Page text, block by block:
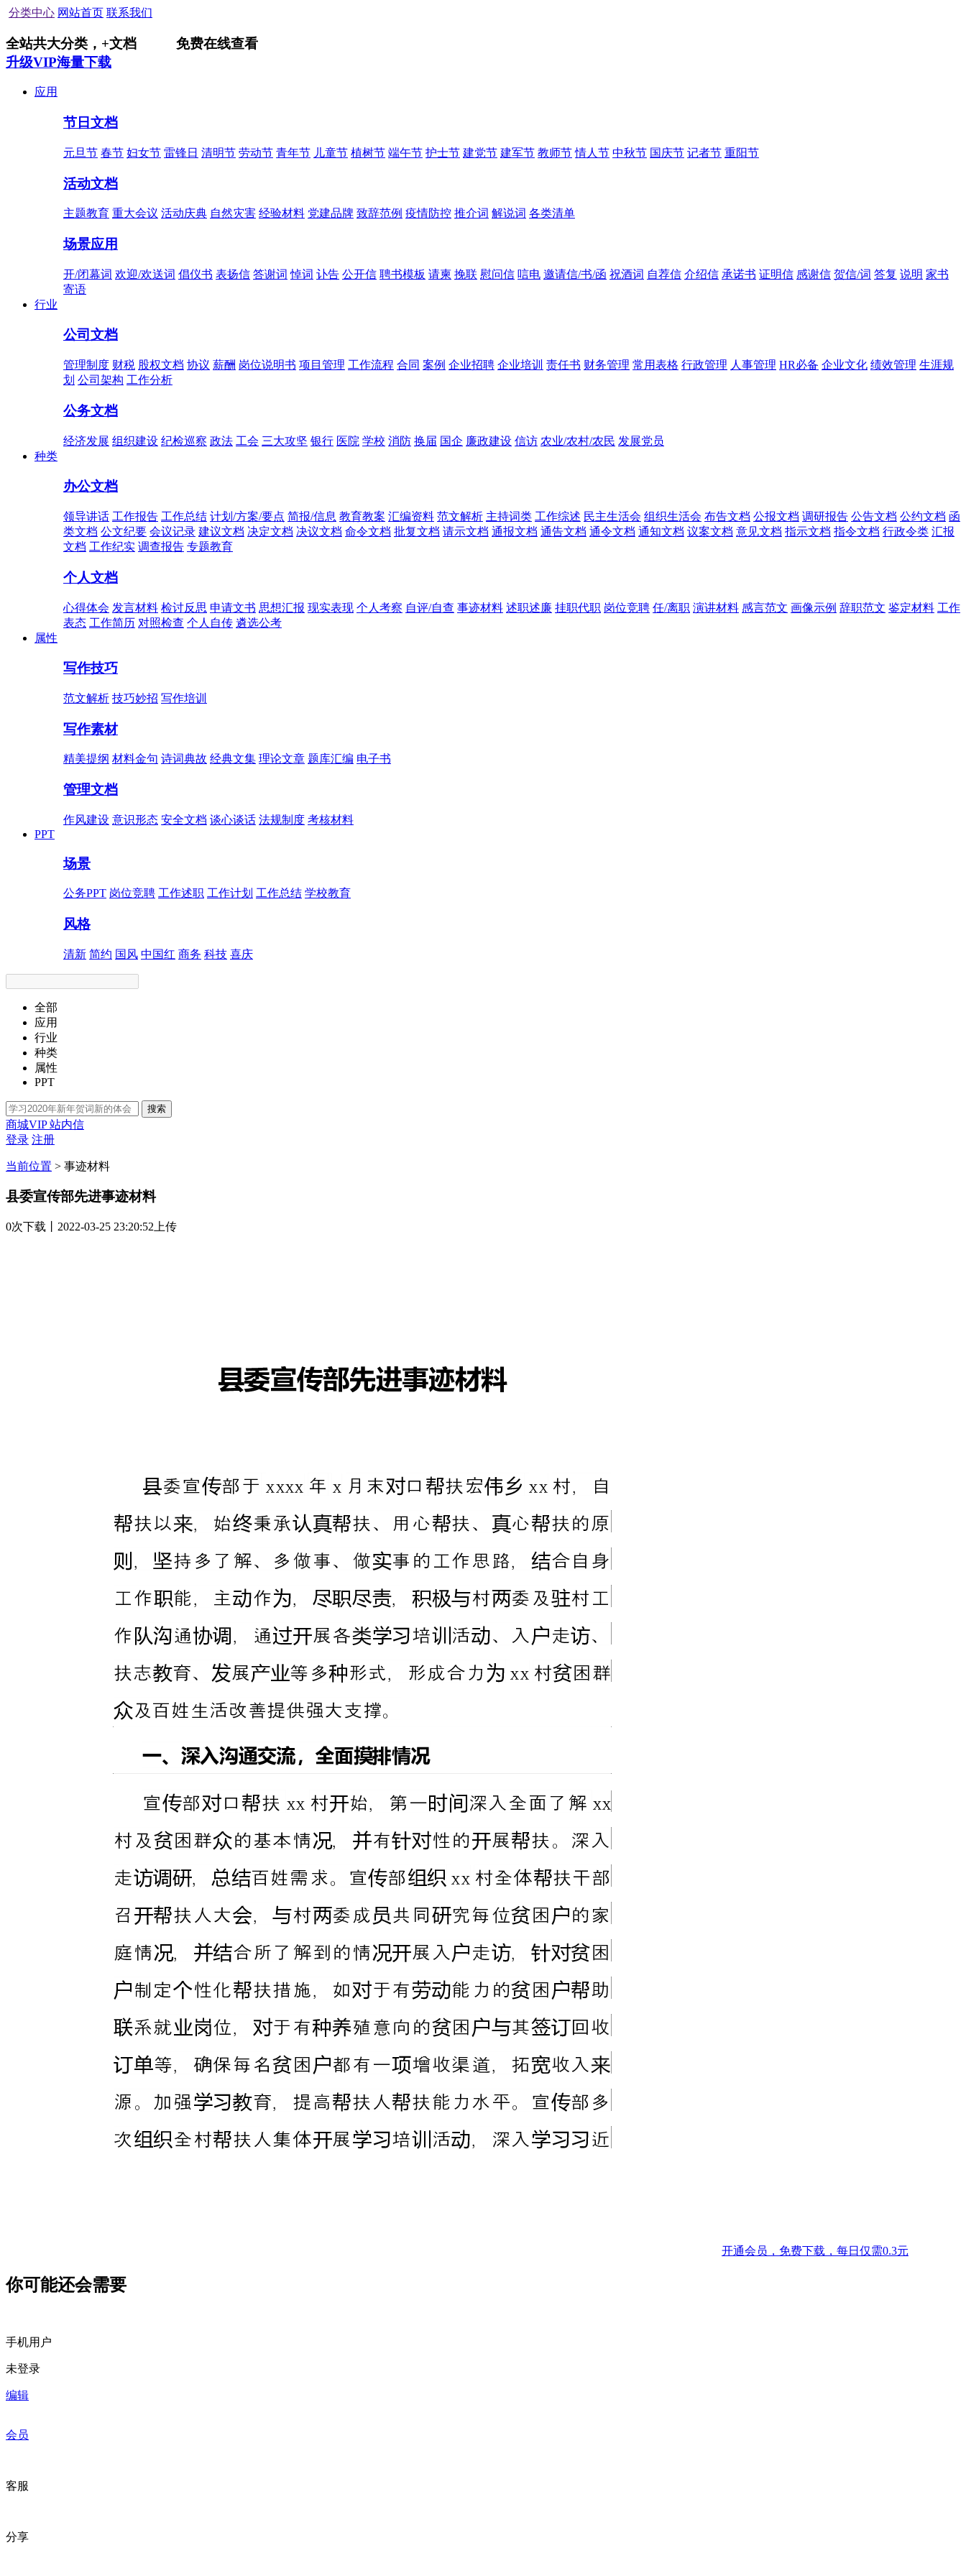
分类中心 网站首页 联系我们
全站共大分类， +文档
免费在线查看
升级VIP海量下载
应用
节日文档
元旦节 春节 妇女节 雷锋日 清明节 劳动节 青年节 儿童节 植树节 端午节 护士节 建党节 建军节 教师节 情人节 中秋节 国庆节 记者节 重阳节
活动文档
主题教育 重大会议 活动庆典 自然灾害 经验材料 党建品牌 致辞范例 疫情防控 推介词 解说词 各类清单
场景应用
开/闭幕词 欢迎/欢送词 倡仪书 表扬信 答谢词 悼词 讣告 公开信 聘书模板 请柬 挽联 慰问信 唁电 邀请信/书/函 祝酒词 自荐信 介绍信 承诺书 证明信 感谢信 贺信/词 答复 说明 家书
寄语
行业
公司文档
管理制度 财税 股权文档 协议 薪酬 岗位说明书 项目管理 工作流程 合同 案例 企业招聘 企业培训 责任书 财务管理 常用表格 行政管理 人事管理 HR必备 企业文化 绩效管理 生涯规
划 公司架构 工作分析
公务文档
经济发展 组织建设 纪检巡察 政法 工会 三大攻坚 银行 医院 学校 消防 换届 国企 廉政建设 信访 农业/农村/农民 发展党员
种类
办公文档
领导讲话 工作报告 工作总结 计划/方案/要点 简报/信息 教育教案 汇编资料 范文解析 主持词类 工作综述 民主生活会 组织生活会 布告文档 公报文档 调研报告 公告文档 公约文档 函
类文档 公文纪要 会议记录 建议文档 决定文档 决议文档 命令文档 批复文档 请示文档 通报文档 通告文档 通令文档 通知文档 议案文档 意见文档 指示文档 指令文档 行政令类 汇报
文档 工作纪实 调查报告 专题教育
个人文档
心得体会 发言材料 检讨反思 申请文书 思想汇报 现实表现 个人考察 自评/自查 事迹材料 述职述廉 挂职代职 岗位竞聘 任/离职 演讲材料 感言范文 画像示例 辞职范文 鉴定材料 工作
表态 工作简历 对照检查 个人自传 遴选公考
属性
写作技巧
范文解析 技巧妙招 写作培训
写作素材
精美提纲 材料金句 诗词典故 经典文集 理论文章 题库汇编 电子书
管理文档
作风建设 意识形态 安全文档 谈心谈话 法规制度 考核材料
PPT
场景
公务PPT 岗位竞聘 工作述职 工作计划 工作总结 学校教育
风格
清新 简约 国风 中国红 商务 科技 喜庆
全部
应用
行业
种类
属性
PPT
搜索
商城VIP站内信
登录 注册
当前位置 > 事迹材料
县委宣传部先进事迹材料
0次下载 丨2022-03-25 23:20:52上传
开通会员，免费下载，每日仅需0.3元
你可能还会需要
手机用户
未登录
编辑
会员
客服
分享